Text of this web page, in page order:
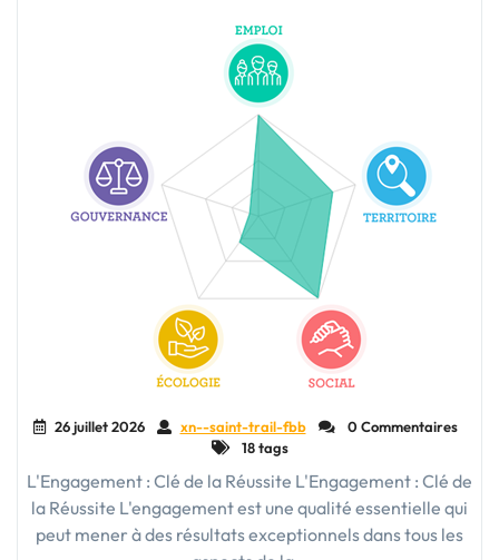
le
26 juillet 2026 xn--saint-trail-fbb
0 Commentaires
18 tags
L'Engagement : Clé de la Réussite L'Engagement : Clé de
la Réussite L'engagement est une qualité essentielle qui
peut mener à des résultats exceptionnels dans tous les